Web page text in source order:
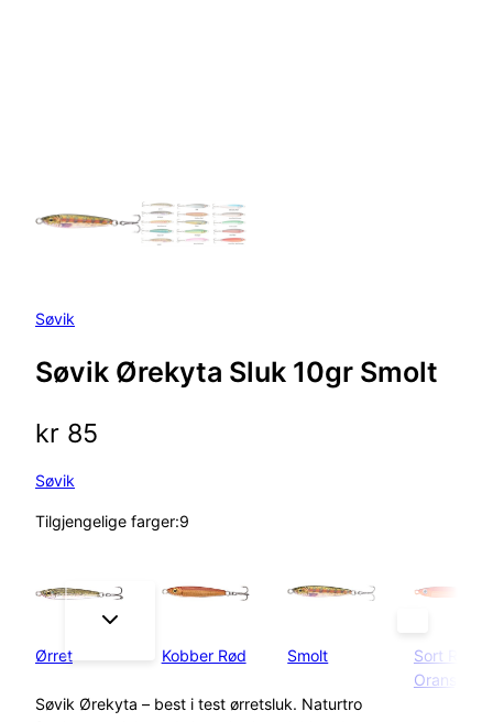
Søvik
Søvik Ørekyta Sluk 10gr Smolt
kr 85
Søvik
Tilgjengelige farger:9
Ørret Kobber Rød Smolt
Sort Rød
Oransje
Søvik Ørekyta – best i test ørretsluk. Naturtro